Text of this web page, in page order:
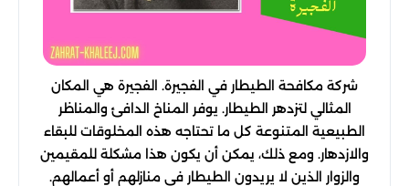
شركة مكافحة الطيطار في الفجيرة. الفجيرة هي المكان
المثالي لتزدهر الطيطار. يوفر المناخ الدافئ والمناظر
الطبيعية المتنوعة كل ما تحتاجه هذه المخلوقات للبقاء
والازدهار. ومع ذلك، يمكن أن يكون هذا مشكلة للمقيمين
والزوار الذين لا يريدون الطيطار في منازلهم أو أعمالهم.